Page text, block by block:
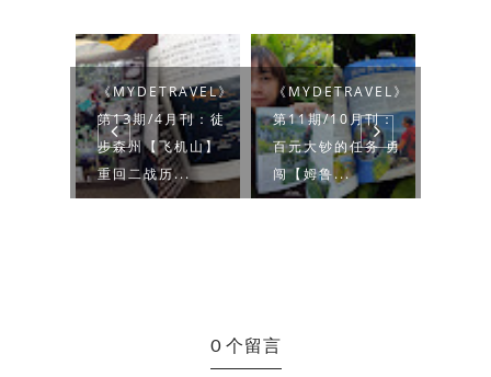
《MYDETRAVEL》
第13期/4月刊：徒
步森州【飞机山】
重回二战历...
《MYDETRAVEL》
第11期/10月刊：
百元大钞的任务 勇
闯【姆鲁...
0 个留言